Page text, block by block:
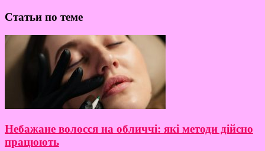
Статьи по теме
Небажане волосся на обличчі: які методи дійсно
працюють